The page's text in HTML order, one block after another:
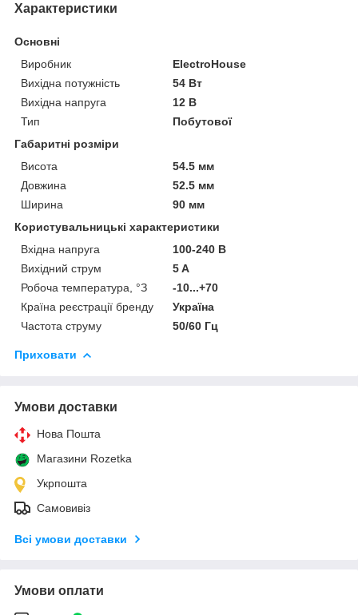
Характеристики
Основні
Виробник
ElectroHouse
Вихідна потужність
54 Вт
Вихідна напруга
12 В
Тип
Побутової
Габаритні розміри
Висота
54.5 мм
Довжина
52.5 мм
Ширина
90 мм
Користувальницькі характеристики
Вхідна напруга
100-240 В
Вихідний струм
5 A
Робоча температура, °З
-10...+70
Країна реєстрації бренду
Україна
Частота струму
50/60 Гц
Приховати
Умови доставки
Нова Пошта
Магазини Rozetka
Укрпошта
Самовивіз
Всі умови доставки
Умови оплати